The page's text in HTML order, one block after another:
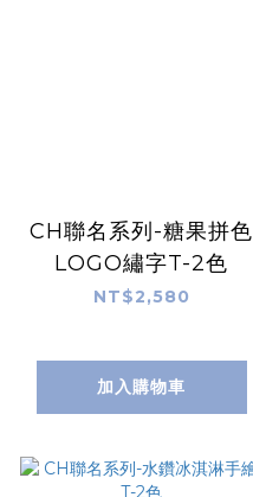
CH聯名系列-糖果拼色
LOGO繡字T-2色
NT$2,580
加入購物車